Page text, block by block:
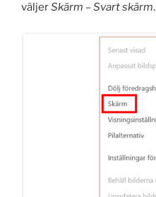
väljerSkärm – Svart skärm.